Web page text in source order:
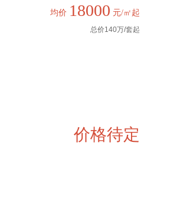
均价 18000 元/㎡起
总价140万/套起
价格待定